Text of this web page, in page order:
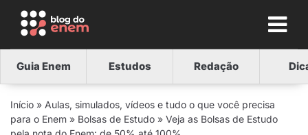
Guia Enem Estudos Redação
Início » Aulas, simulados, vídeos e tudo o que você precisa
para o Enem » Bolsas de Estudo » Veja as Bolsas de Estudo